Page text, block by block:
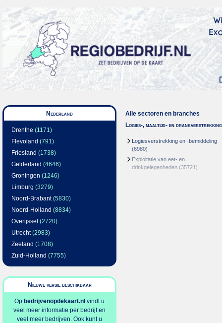
Nederland
Drenthe (1171)
Flevoland (791)
Friesland (1738)
Gelderland (4646)
Groningen (1246)
Limburg (3279)
Noord-Brabant(5830)
Noord-Holland (8834)
Overijssel (2720)
Utrecht(2983)
Zeeland (1708)
Zuid-Holland (7755)
Nieuwe versie beschikbaar
Op bedrijvenopdekaart.nl vindt u
veel meer informatie per bedrijf en
veel meer bedrijven. Ook kunt u
Alle sectoren en branches
Logies-, maaltijd- en drankverstrekking
Logiesverstrekking en -bemiddeling
(6980)
Exploitatie van eet- en
drinkgelegenheden (35721)